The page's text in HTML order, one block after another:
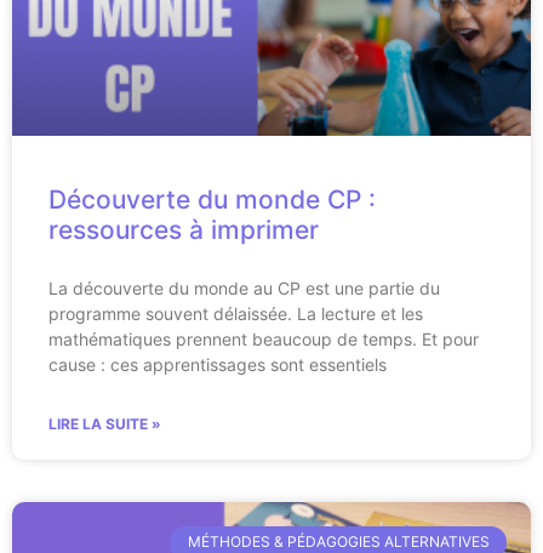
Découverte du monde CP :
ressources à imprimer
La découverte du monde au CP est une partie du
programme souvent délaissée. La lecture et les
mathématiques prennent beaucoup de temps. Et pour
cause : ces apprentissages sont essentiels
LIRE LA SUITE »
MÉTHODES & PÉDAGOGIES ALTERNATIVES